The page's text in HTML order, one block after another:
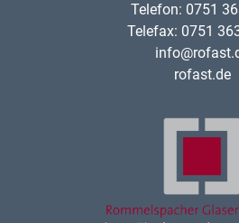
Telefon: 0751
Telefax: 0751
rofast.de